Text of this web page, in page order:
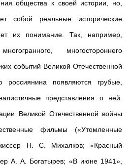
общества к своей истории, но,
собой реальные исторические
их понимание. Так, например,
многостороннего
событий Великой Отечественной
россиянина появляются грубые,
представления о ней.
Великой Отечественной войны
фильмы («Утомленные
Н. С. Михалков; «Красный
А. А. Богатырев; «В июне 1941»,